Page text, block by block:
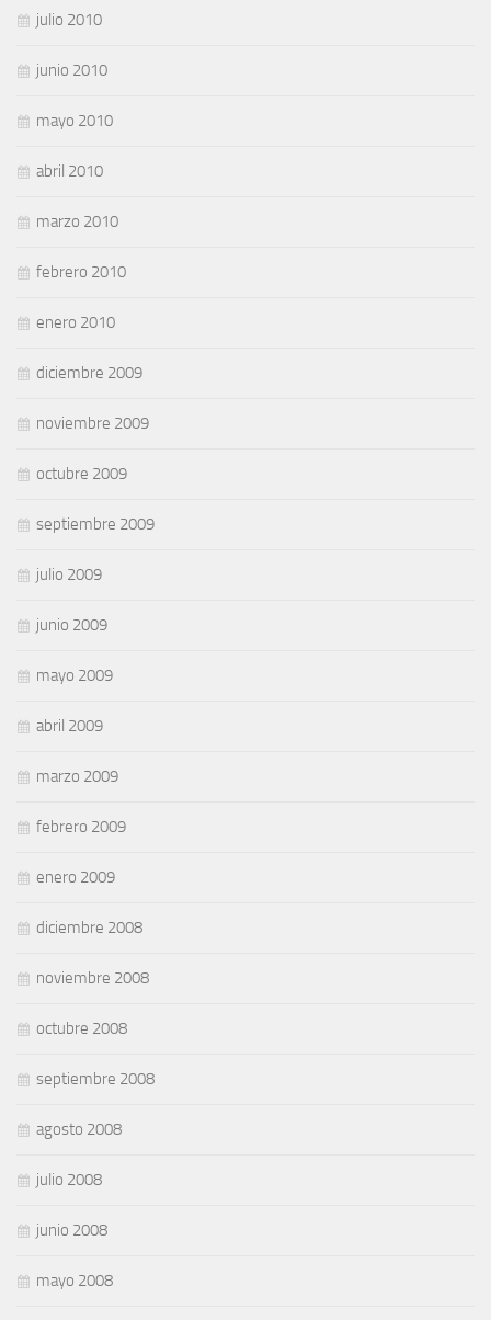
julio 2010
junio 2010
mayo 2010
abril 2010
marzo 2010
febrero 2010
enero 2010
diciembre 2009
noviembre 2009
octubre 2009
septiembre 2009
julio 2009
junio 2009
mayo 2009
abril 2009
marzo 2009
febrero 2009
enero 2009
diciembre 2008
noviembre 2008
octubre 2008
septiembre 2008
agosto 2008
julio 2008
junio 2008
mayo 2008